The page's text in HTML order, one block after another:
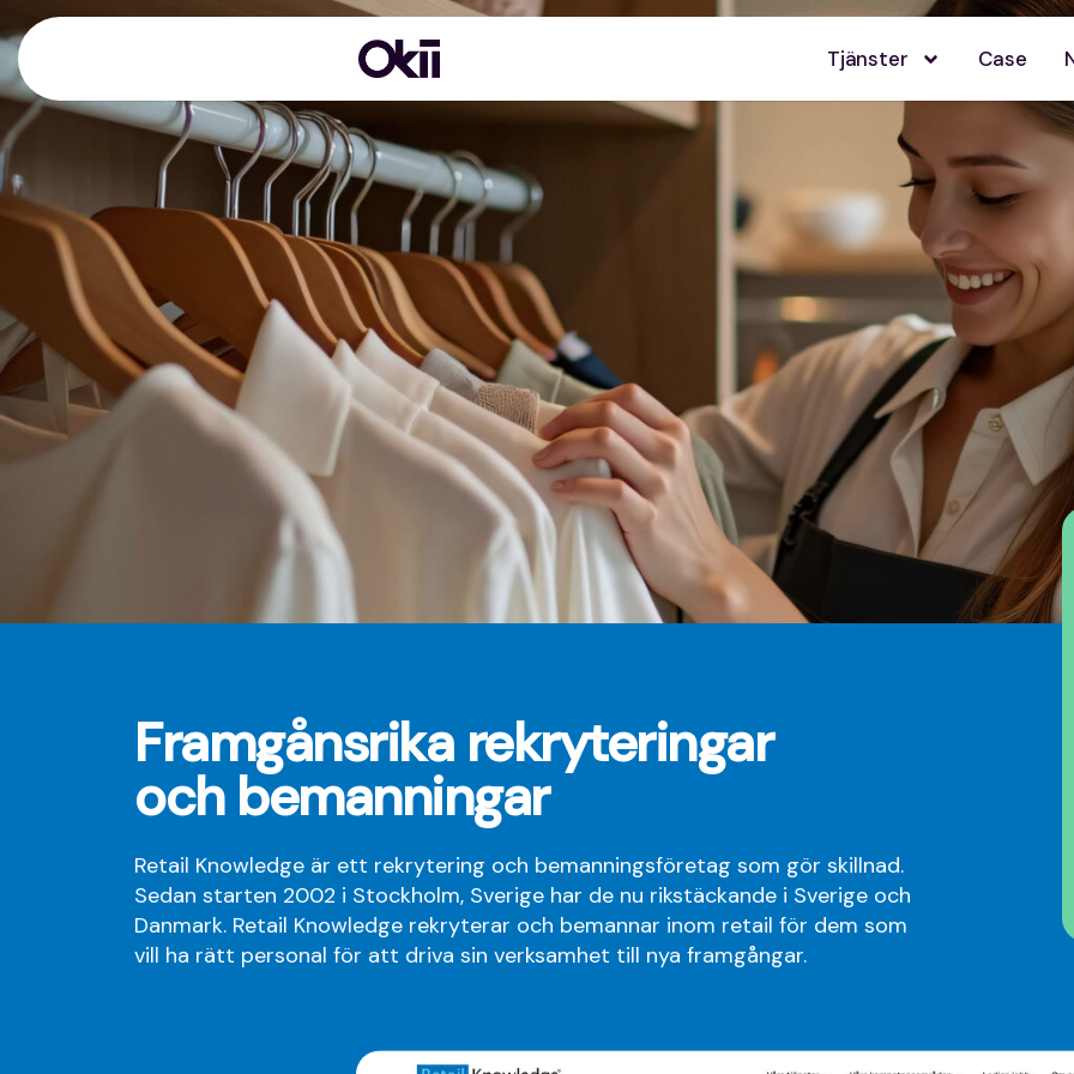
Tjänster Case
Framgånsrika rekryteringar
och bemanningar
Retail Knowledge är ett rekrytering och bemanningsföretag som gör skillnad.
Sedan starten 2002 i Stockholm, Sverige har de nu rikstäckande i Sverige och
Danmark. Retail Knowledge rekryterar och bemannar inom retail för dem som
vill ha rätt personal för att driva sin verksamhet till nya framgångar.